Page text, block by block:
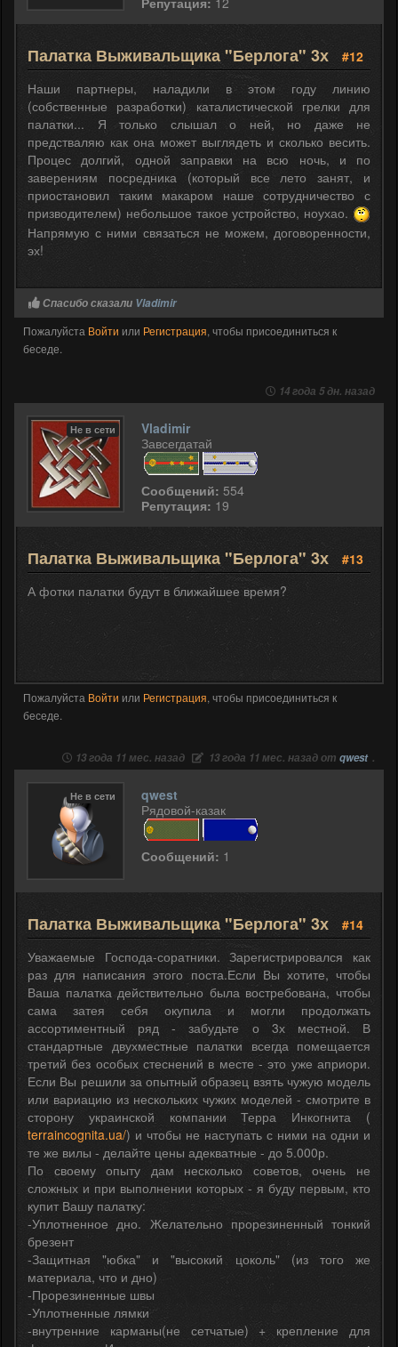
Палатка Выживальщика "Берлога" 3х
#12
Наши партнеры, наладили в этом году линию
(собственные разработки) каталистической грелки для
палатки... Я только слышал о ней, но даже не
предстваляю как она может выглядеть и сколько весить.
Процес долгий, одной заправки на всю ночь, и по
заверениям посредника (который все лето занят, и
приостановил таким макаром наше сотрудничество с
призводителем) небольшое такое устройство, ноухао.
Напрямую с ними связаться не можем, договоренности,
эх!
Спасибо сказали Vladimir
Пожалуйста Войти или Регистрация, чтобы присоединиться к
беседе.
14 года 5 дн. назад
Не в сети
Vladimir
Завсегдатай
Сообщений: 554
Репутация: 19
Палатка Выживальщика "Берлога" 3х
#13
А фотки палатки будут в ближайшее время?
Пожалуйста Войти или Регистрация, чтобы присоединиться к
беседе.
13 года 11 мес. назад 13 года 11 мес. назад от qwest .
Не в сети
qwest
Рядовой-казак
Сообщений: 1
Палатка Выживальщика "Берлога" 3х
#14
Уважаемые Господа-соратники. Зарегистрировался как
раз для написания этого поста.Если Вы хотите, чтобы
Ваша палатка действительно была востребована, чтобы
сама затея себя окупила и могли продолжать
ассортиментный ряд - забудьте о 3х местной. В
стандартные двухместные палатки всегда помещается
третий без особых стеснений в месте - это уже априори.
Если Вы решили за опытный образец взять чужую модель
или вариацию из нескольких чужих моделей - смотрите в
сторону украинской компании Терра Инкогнита (
terraincognita.ua/) и чтобы не наступать с ними на одни и
те же вилы - делайте цены адекватные - до 5.000р.
По своему опыту дам несколько советов, очень не
сложных и при выполнении которых - я буду первым, кто
купит Вашу палатку:
-Уплотненное дно. Желательно прорезиненный тонкий
брезент
-Защитная "юбка" и "высокий цоколь" (из того же
материала, что и дно)
-Прорезиненные швы
-Уплотненные лямки
-внутренние карманы(не сетчатые) + крепление для